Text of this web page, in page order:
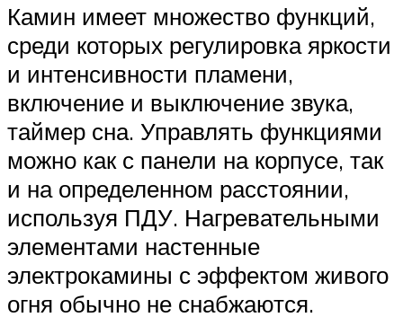
Камин имеет множество функций,
среди которых регулировка яркости
и интенсивности пламени,
включение и выключение звука,
таймер сна. Управлять функциями
можно как с панели на корпусе, так
и на определенном расстоянии,
используя ПДУ. Нагревательными
элементами настенные
электрокамины с эффектом живого
огня обычно не снабжаются.